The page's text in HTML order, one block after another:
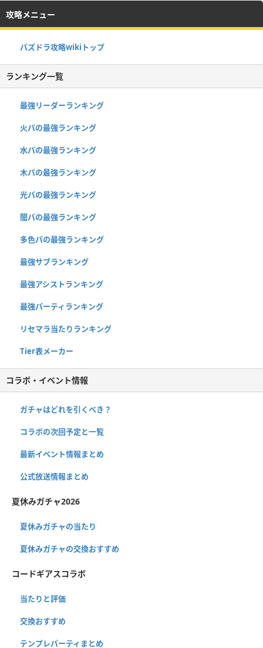
攻略メニュー
パズドラ攻略wikiトップ
ランキング一覧
最強リーダーランキング
火パの最強ランキング
水パの最強ランキング
木パの最強ランキング
光パの最強ランキング
闇パの最強ランキング
多色パの最強ランキング
最強サブランキング
最強アシストランキング
最強パーティランキング
リセマラ当たりランキング
Tier表メーカー
コラボ・イベント情報
ガチャはどれを引くべき？
コラボの次回予定と一覧
最新イベント情報まとめ
公式放送情報まとめ
夏休みガチャ2026
夏休みガチャの当たり
夏休みガチャの交換おすすめ
コードギアスコラボ
当たりと評価
交換おすすめ
テンプレパーティまとめ